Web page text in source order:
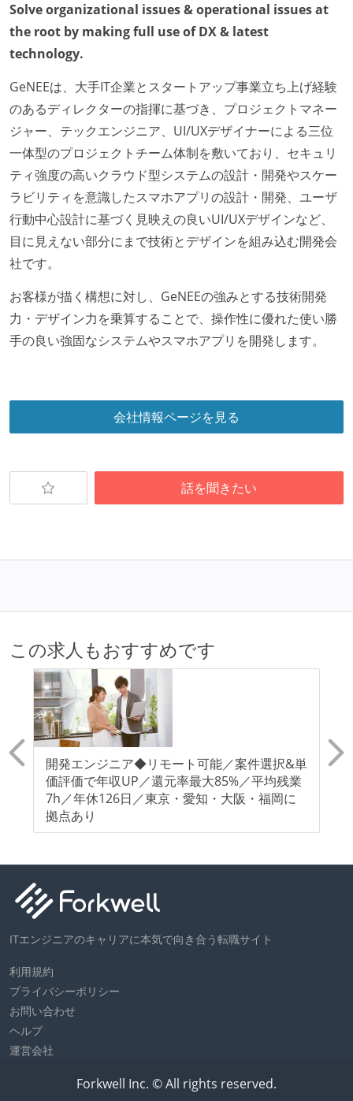
ほとんどのプロダクトコードに単体テストを記述、実
施している
ほとんどの機能に受け入れテストを記述、実施してい
る
機能の実装と同時にテストコードを記述している
想定される複数環境での品質チェックを義務づけてい
る
アジャイル実践状況
デイリーでスタンドアップミーティング、またはそれ
に準じるチーム内の打ち合わせを行っている
イテレーションの最後などに、定期的にチームでふり
タスク見積もりの単位には絶対量（人日など）ではな
く相対ポイントを用い、極力複数人の意見を調整する
形で行っている
ワークフローの整備
全てのコードをバージョン管理ツールで管理している
ベースで行われる
オープンな情報共有
レッジの共有を積極的に行っている（属人性を減らす
大規模サービスの開発
同時接続ユーザー数（数千以上）
テーブル数が多い (数百以上)
大規模テーブルあり（1テーブルあたり数千万レコー
ド以上）
マイクロサービス化している
トラフィック数が多い（数千rps以上）
バックアップ容量（数TB以上）
労働環境の自由度
ジニアがいる
職業安定法に対応する記載事項
休日制度：完全週休2日制（土日祝休み）
主な休暇：年末年始、夏季、慶弔休暇など
給与形態：月給制
給与形態：賞与あり
労働契約期間：無期雇用
試用期間：あり（6ヶ月間）
社会保険：各種社会保険完備（雇用・労災・健康・厚
Solve organizational issues & operational issues at
the root by making full use of DX & latest
technology.
GeNEEは、大手IT企業とスタートアップ事業立ち上げ経験
のあるディレクターの指揮に基づき、プロジェクトマネー
ジャー、テックエンジニア、UI/UXデザイナーによる三位
一体型のプロジェクトチーム体制を敷いており、セキュリ
ティ強度の高いクラウド型システムの設計・開発やスケー
ラビリティを意識したスマホアプリの設計・開発、ユーザ
行動中心設計に基づく見映えの良いUI/UXデザインなど、
目に見えない部分にまで技術とデザインを組み込む開発会
社です。
お客様が描く構想に対し、GeNEEの強みとする技術開発
力・デザイン力を乗算することで、操作性に優れた使い勝
手の良い強固なシステムやスマホアプリを開発します。
会社情報ページを見る
話を聞きたい
この求人もおすすめです
開発エンジニア◆リモート可能／案件選択&単
価評価で年収UP／還元率最大85%／平均残業
7h／年休126日／東京・愛知・大阪・福岡に
拠点あり
ITエンジニアのキャリアに本気で向き合う転職サイト
利用規約
プライバシーポリシー
お問い合わせ
ヘルプ
運営会社
Forkwell Inc. © All rights reserved.